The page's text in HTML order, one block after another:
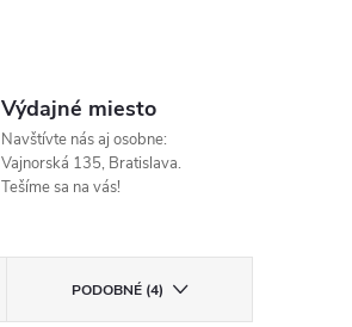
Výdajné miesto
Navštívte nás aj osobne:
Vajnorská 135, Bratislava.
Tešíme sa na vás!
PODOBNÉ (4)